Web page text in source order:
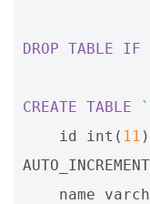
DROP TABLE IF
CREATE TABLE `
id
int ( 11 )
AUTO_INCREMENT
name